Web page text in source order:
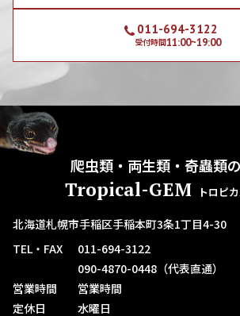
011-694-3122
受付時間11:00~19:00
爬虫類・両生類・奇蟲類
Tropical-GEM トロピ
北海道札幌市手稲区手稲本町3条1丁目4-30
TEL・FAX
011-694-3122
090-4870-0448（代表直通）
営業時間
営業時間
定休日
水曜日